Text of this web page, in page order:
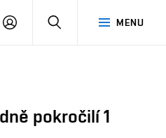
MENU
PŘIHLÁSIT
pokročilí 1